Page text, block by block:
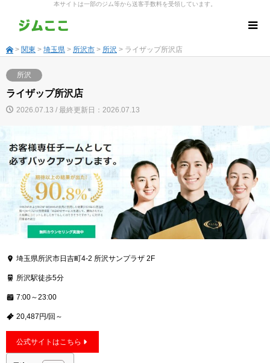
本サイトは一部のジム等から送客手数料を受領しています。
> 関東 > 埼玉県 > 所沢市 > 所沢 > ライザップ所沢店
所沢
ライザップ所沢店
2026.07.13 / 最終更新日：2026.07.13
埼玉県所沢市日吉町4-2 所沢サンプラザ 2F
所沢駅徒歩5分
7:00～23:00
20,487円/回～
公式サイトはこちら